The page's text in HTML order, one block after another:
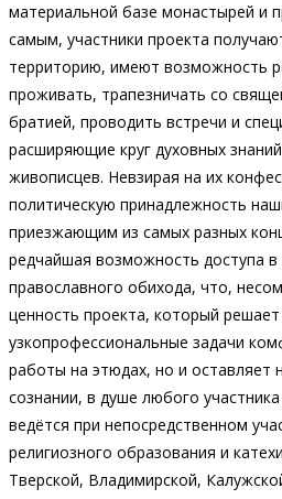
материальной базе монастырей и
самым, участники проекта
территорию, имеют возможность
проживать, трапезничать со
братией, проводить встречи и
расширяющие круг духовных
живописцев. Невзирая на их
политическую принадлежность
приезжающим из самых разных
редчайшая возможность доступа
православного обихода, что,
ценность проекта, который
узкопрофессиональные задачи
работы на этюдах, но и оставляет
сознании, в душе любого
ведётся при непосредственном
религиозного образования и
Тверской, Владимирской,